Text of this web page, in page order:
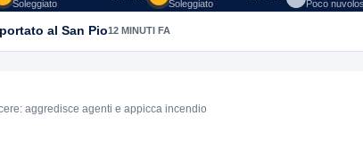
Soleggiato Soleggiato Poco
al San Pio12 MINUTI FA
aggredisce agenti e appicca incendio